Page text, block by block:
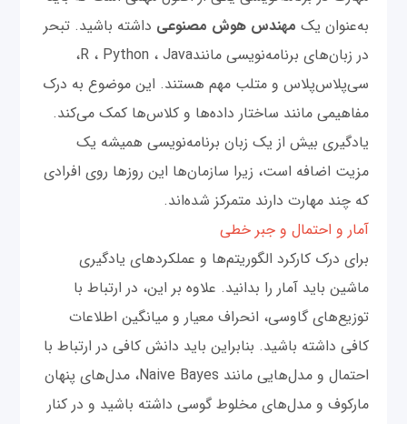
به‌عنوان یک مهندس هوش مصنوعی داشته باشید. تبحر
در زبان‌های برنامه‌نویسی مانندR ، Python ، Java،
سی‌پلاس‌پلاس و متلب مهم هستند. این موضوع به درک
مفاهیمی مانند ساختار داده‌ها و کلاس‌ها کمک می‌کند.
یادگیری بیش از یک ‌زبان برنامه‌نویسی همیشه یک
مزیت اضافه است، زیرا سازمان‌ها این روزها روی افرادی
که چند مهارت دارند متمرکز شده‌اند.
آمار و احتمال و جبر خطی
برای درک کارکرد الگوریتم‌ها و عملکردهای یادگیری
ماشین باید آمار را بدانید. علاوه بر این، در ارتباط با
توزیع‌های گاوسی، انحراف معیار و میانگین اطلاعات
کافی داشته باشید. بنابراین باید دانش کافی در ارتباط با
احتمال و مدل‌هایی مانند Naive Bayes، مدل‌های پنهان
مارکوف و مدل‌های مخلوط گوسی داشته باشید و در کنار